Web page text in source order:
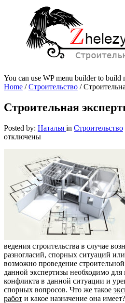
You can use WP menu builder to build
Home /Строительство /
Строительная
Posted by: Наталья in Строительство
отключены
ведения строительства в случае
разногласий, спорных ситуаций
возможно проведение
данной экспертизы необходимо
конфликта в данной ситуации и
спорных вопросов. Что же такое
работ и какое назначение она имеет?